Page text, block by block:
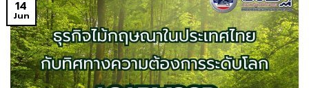
14
Jun